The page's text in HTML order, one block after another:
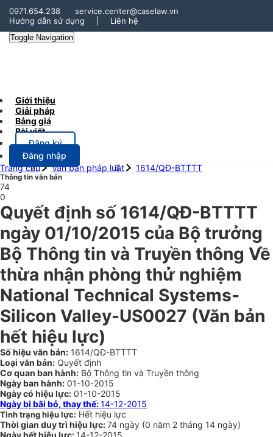
0971.654.238
service.center@caselaw.vn
Hướng dẫn sử dụng
Liên hệ
Toggle Navigation
Giới thiệu
Giải pháp
Bảng giá
Bài viết
Đăng ký
Đăng nhập
Trang chủ
Văn bản pháp luật 1614/QĐ-BTTTT
Thông tin văn bản
74
0
Quyết định số 1614/QĐ-BTTTT
ngày 01/10/2015 của Bộ trưởng
Bộ Thông tin và Truyền thông Về
thừa nhận phòng thử nghiệm
National Technical Systems-
Silicon Valley-US0027 (Văn bản
hết hiệu lực)
Số hiệu văn bản: 1614/QĐ-BTTTT
Loại văn bản: Quyết định
Cơ quan ban hành: Bộ Thông tin và Truyền thông
Ngày ban hành: 01-10-2015
Ngày có hiệu lực: 01-10-2015
Ngày bị bãi bỏ, thay thế:14-12-2015
Tình trạng hiệu lực: Hết hiệu lực
Thời gian duy trì hiệu lực:74 ngày (0 năm 2 tháng 14 ngày)
Ngày hết hiệu lực: 14-12-2015